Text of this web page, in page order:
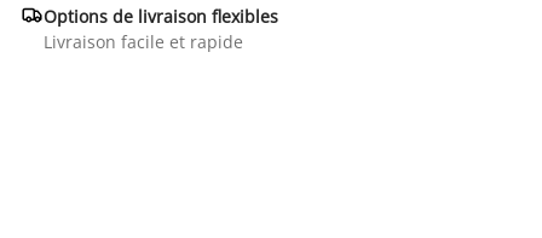
Options de livraison flexibles
Livraison facile et rapide